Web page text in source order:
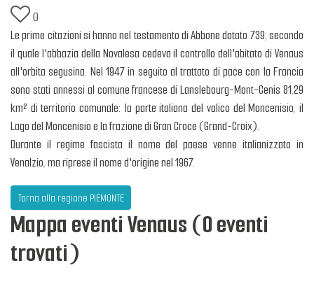
0
Le prime citazioni si hanno nel testamento di Abbone datato 739, secondo
il quale l'abbazia della Novalesa cedeva il controllo dell'abitato di Venaus
all'orbita segusina. Nel 1947 in seguito al trattato di pace con la Francia
sono stati annessi al comune francese di Lanslebourg-Mont-Cenis 81,29
km² di territorio comunale: la parte italiana del valico del Moncenisio, il
Lago del Moncenisio e la frazione di Gran Croce (Grand-Croix).
Durante il regime fascista il nome del paese venne italianizzato in
Venalzio, ma riprese il nome d'origine nel 1967.
Torna alla regione PIEMONTE
Mappa eventi Venaus (0 eventi
trovati)